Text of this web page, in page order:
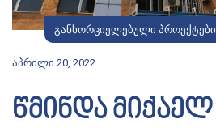
განხორციელებული პროექტები
აპრილი 20, 2022
წმინდა მიქაელ